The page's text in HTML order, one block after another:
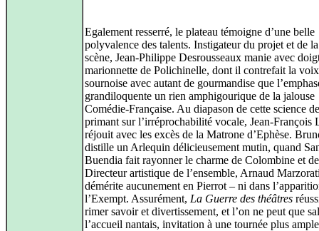
Egalement resserré, le plateau témoigne d’une belle
polyvalence des talents. Instigateur du projet et de
scène, Jean-Philippe Desrousseaux manie avec
marionnette de Polichinelle, dont il contrefait la voix
sournoise avec autant de gourmandise que
grandiloquente un rien amphigourique de la jalouse
Comédie-Française. Au diapason de cette science
primant sur l’irréprochabilité vocale, Jean-François
réjouit avec les excès de la Matrone d’Ephèse.
distille un Arlequin délicieusement mutin, quand
Buendia fait rayonner le charme de Colombine et
Directeur artistique de l’ensemble, Arnaud
démérite aucunement en Pierrot – ni dans
l’Exempt. Assurément, La Guerre des théâtres
rimer savoir et divertissement, et l’on ne peut que
l’accueil nantais, invitation à une tournée plus